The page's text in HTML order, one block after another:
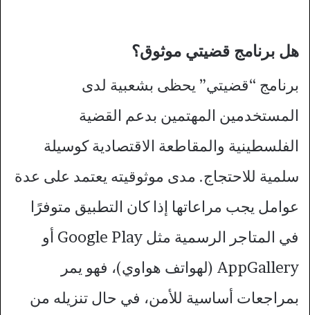
هل برنامج قضيتي موثوق؟
برنامج “قضيتي” يحظى بشعبية لدى
المستخدمين المهتمين بدعم القضية
الفلسطينية والمقاطعة الاقتصادية كوسيلة
سلمية للاحتجاج. مدى موثوقيته يعتمد على عدة
عوامل يجب مراعاتها إذا كان التطبيق متوفرًا
في المتاجر الرسمية مثل Google Play أو
AppGallery (لهواتف هواوي)، فهو يمر
بمراجعات أساسية للأمن، في حال تنزيله من